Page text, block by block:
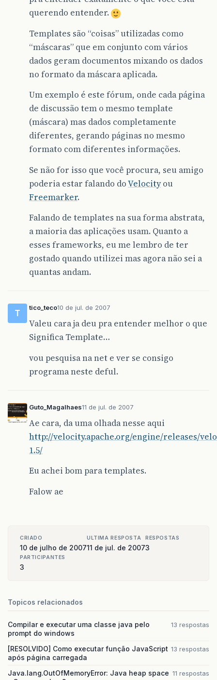
querendo entender.
Templates são “coisas” utilizadas como
“máscaras” que em conjunto com vários
dados geram documentos mixando os dados
no formato da máscara aplicada.
Um exemplo é este fórum, onde cada página
de discussão tem o mesmo template
(máscara) mas dados completamente
diferentes, gerando páginas no mesmo
formato com diferentes informações.
Se não for isso que você procura, seu amigo
poderia estar falando doVelocityou
Freemarker.
Falando de templates na sua forma abstrata,
a maioria das aplicações usam. Quanto a
esses frameworks, eu me lembro de ter
gostado quando utilizei mas agora não sei a
quantas andam.
T
tico_teco10 de jul. de 2007
Valeu cara ja deu pra entender melhor o que
Significa Template…
vou pesquisa na net e ver se consigo
programa neste deful.
Guto_Magalhaes11 de jul. de 2007
Ae cara, da uma olhada nesse aqui
http://velocity.apache.org/engine/releases/
1.5/
Eu achei bom para templates.
Falow ae
CRIADO
10 de julho de 2007
ULTIMA RESPOSTA
11 de jul. de 2007
RESPOSTAS
3
PARTICIPANTES
3
Topicos relacionados
Compilar e executar uma classe java pelo
prompt do windows
13 respostas
[RESOLVIDO] Como executar função JavaScript
após página carregada
13 respostas
Java.lang.OutOfMemoryError: Java heap space 11 respostas